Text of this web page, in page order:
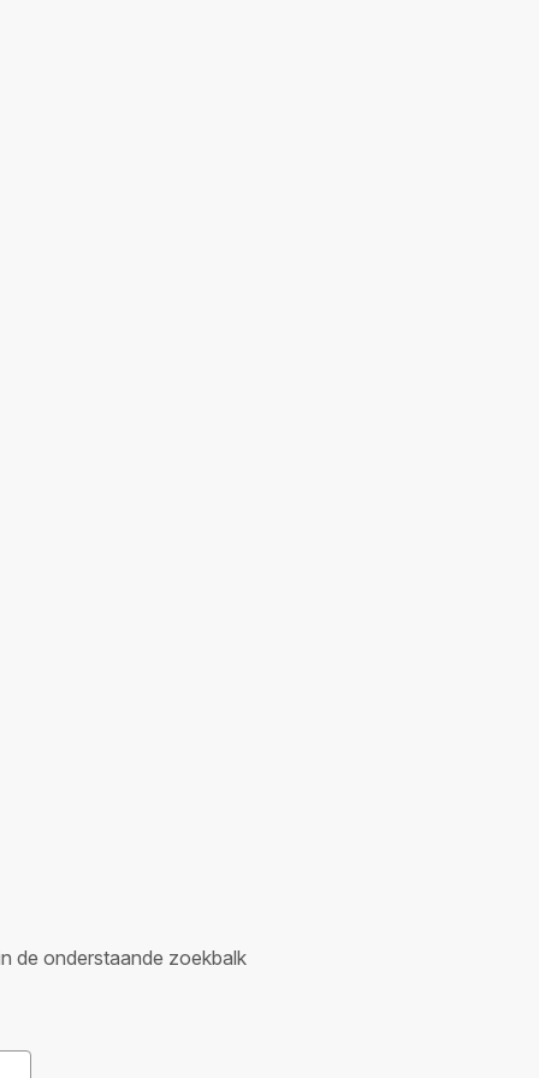
de onderstaande zoekbalk